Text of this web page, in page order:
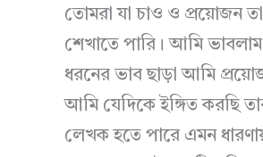
তোমরা যা চাও ও প্রয়োজন
শেখাতে পারি। আমি
ধরনের ভাব ছাড়া আমি
আমি যেদিকে ইঙ্গিত করছি
লেখক হতে পারে এমন